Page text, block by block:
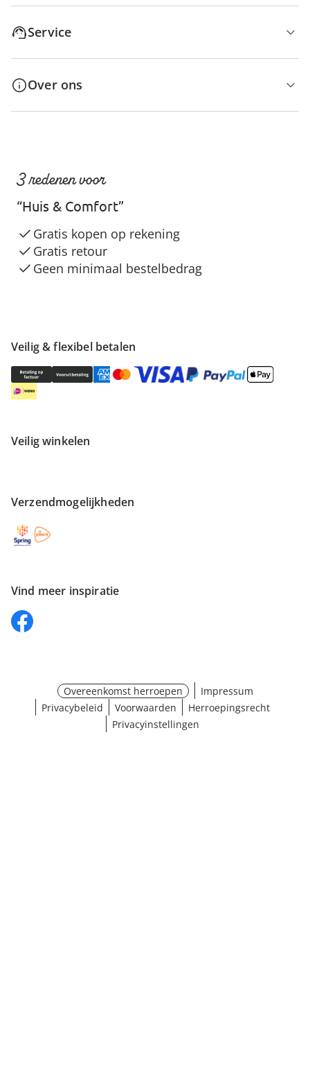
Service
Over ons
Veilig & flexibel betalen
Veilig winkelen
Verzendmogelijkheden
Vind meer inspiratie
3 redenen voor
“Huis & Comfort”
Gratis kopen op rekening
Gratis retour
Geen minimaal bestelbedrag
Overeenkomst herroepen
Impressum
Privacybeleid
Voorwaarden
Herroepingsrecht
Privacyinstellingen